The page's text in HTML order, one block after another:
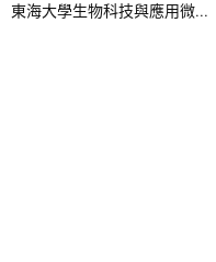
東海大學生物科技與應用微...